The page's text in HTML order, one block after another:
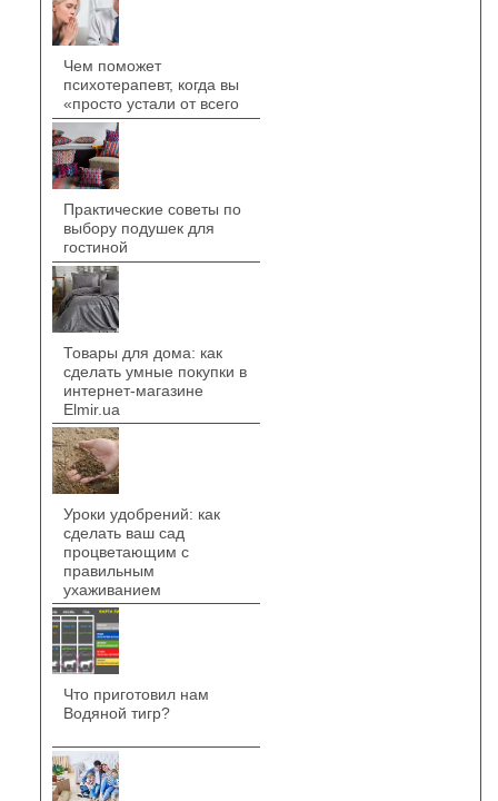
Чем поможет
психотерапевт, когда вы
«просто устали от всего
Практические советы по
выбору подушек для
гостиной
Товары для дома: как
сделать умные покупки в
интернет-магазине
Elmir.ua
Уроки удобрений: как
сделать ваш сад
процветающим с
правильным
ухаживанием
Что приготовил нам
Водяной тигр?